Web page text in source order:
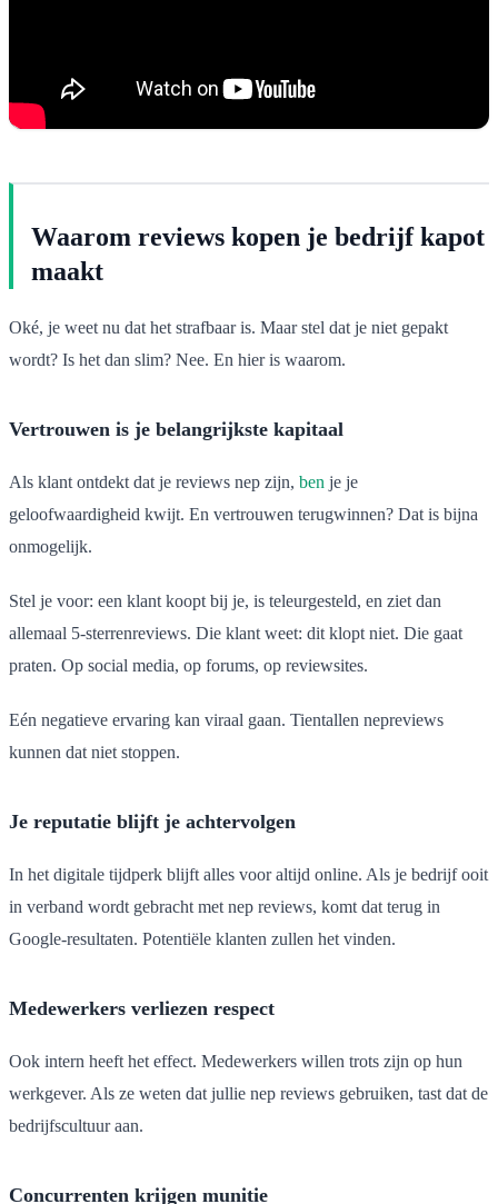
Waarom reviews kopen je bedrijf kapot
maakt
Oké, je weet nu dat het strafbaar is. Maar stel dat je niet gepakt
wordt? Is het dan slim? Nee. En hier is waarom.
Vertrouwen is je belangrijkste kapitaal
Als klant ontdekt dat je reviews nep zijn, ben je je
geloofwaardigheid kwijt. En vertrouwen terugwinnen? Dat is bijna
onmogelijk.
Stel je voor: een klant koopt bij je, is teleurgesteld, en ziet dan
allemaal 5-sterrenreviews. Die klant weet: dit klopt niet. Die gaat
praten. Op social media, op forums, op reviewsites.
Eén negatieve ervaring kan viraal gaan. Tientallen nepreviews
kunnen dat niet stoppen.
Je reputatie blijft je achtervolgen
In het digitale tijdperk blijft alles voor altijd online. Als je bedrijf ooit
in verband wordt gebracht met nep reviews, komt dat terug in
Google-resultaten. Potentiële klanten zullen het vinden.
Medewerkers verliezen respect
Ook intern heeft het effect. Medewerkers willen trots zijn op hun
werkgever. Als ze weten dat jullie nep reviews gebruiken, tast dat de
bedrijfscultuur aan.
Concurrenten krijgen munitie